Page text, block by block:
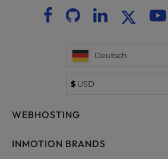
Deutsch
$USD
WEBHOSTING
Shared Hosting Lösungen
INMOTION BRANDS